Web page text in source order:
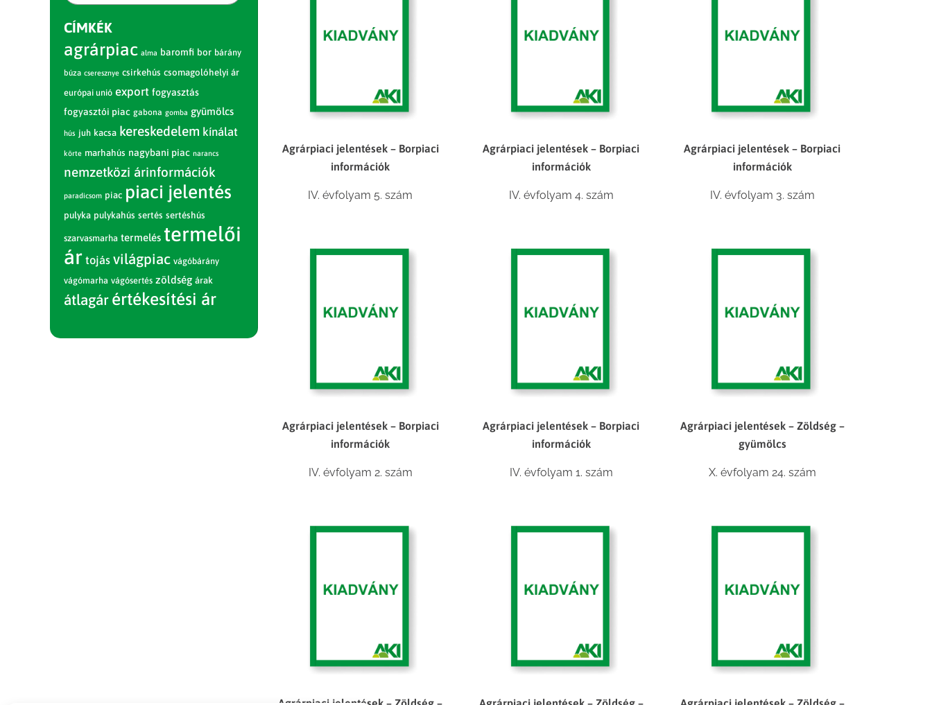
Agrárpiaci jelentések – Borpiaci
információk
IV. évfolyam 5. szám
Agrárpiaci jelentések – Borpiaci
információk
IV. évfolyam 4. szám
Agrárpiaci jelentések – Borpiaci
információk
IV. évfolyam 3. szám
Agrárpiaci jelentések – Borpiaci
információk
IV. évfolyam 2. szám
Agrárpiaci jelentések – Borpiaci
információk
IV. évfolyam 1. szám
Agrárpiaci jelentések – Zöldség –
gyümölcs
X. évfolyam 24. szám
CÍMKÉK
agrárpiac alma baromfi bor bárány
búza cseresznye csirkehús csomagolóhelyi ár
európai unió export fogyasztás
fogyasztói piac gabona gomba gyümölcs
hús juh kacsa kereskedelem kínálat
körte marhahús nagybani piac narancs
nemzetközi árinformációk
paradicsom piac piaci jelentés
pulyka pulykahús sertés sertéshús
szarvasmarha termelés termelői
ár tojás világpiac vágóbárány
vágómarha vágósertés zöldség árak
átlagár értékesítési ár